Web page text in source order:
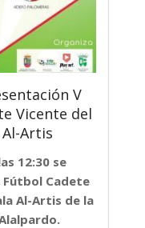
V
Vicente del
Al-Artis
12:30 se
Cadete
Al-Artis de la